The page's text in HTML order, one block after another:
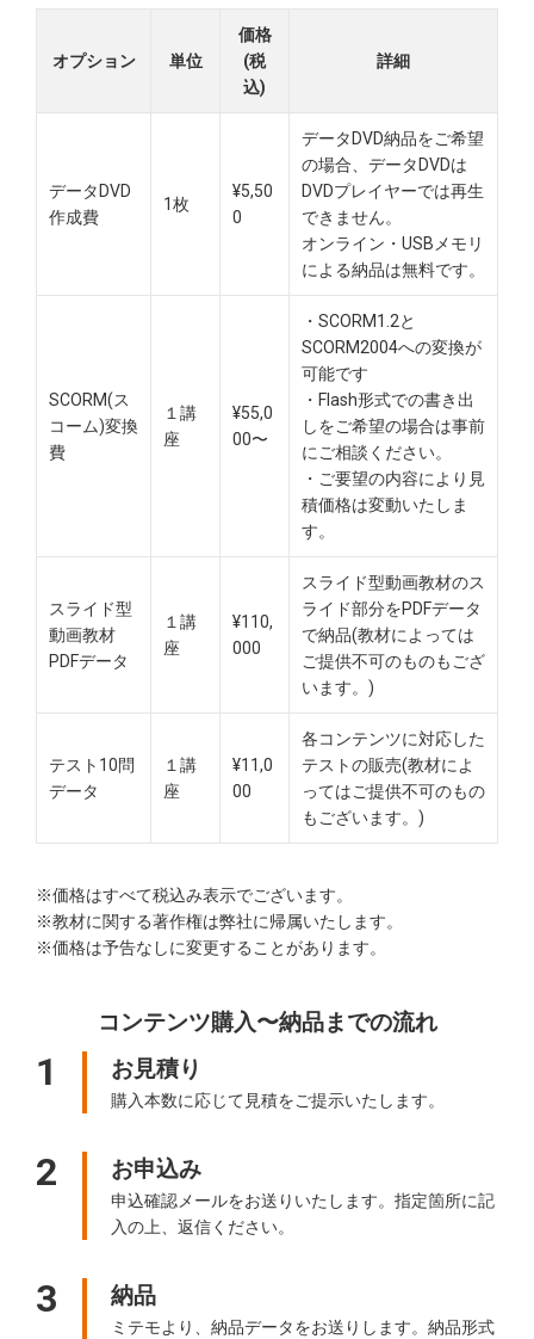
オプション 単位
価格
(税
込)
詳細
データDVD
作成費
1枚
¥5,50
0
データDVD納品をご希望
の場合、データDVDは
DVDプレイヤーでは再生
できません。
オンライン・USBメモリ
による納品は無料です。​
SCORM(ス
コーム)変換
費
１講
座
¥55,0
00〜
・SCORM1.2と
SCORM2004への変換が
可能です
・Flash形式での書き出
しをご希望の場合は事前
にご相談ください。
・ご要望の内容により見
積価格は変動いたしま
す。
スライド型
動画教材
PDFデータ
１講
座
¥110,
000
スライド型動画教材のス
ライド部分をPDFデータ
で納品(教材によっては
ご提供不可のものもござ
います。)
テスト10問
データ
１講
座
¥11,0
00
各コンテンツに対応した
テストの販売(教材によ
ってはご提供不可のもの
もございます。)
※価格はすべて税込み表示でございます。
※教材に関する著作権は弊社に帰属いたします。
※価格は予告なしに変更することがあります。
コンテンツ購入〜納品までの流れ
1 お見積り
購入本数に応じて見積をご提示いたします。
2 お申込み
申込確認メールをお送りいたします。指定箇所に記
入の上、返信ください。
3 納品
ミテモより、納品データをお送りします。納品形式